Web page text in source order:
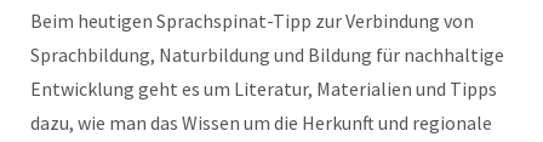
Beim heutigen Sprachspinat-Tipp zur Verbindung von
Sprachbildung, Naturbildung und Bildung für nachhaltige
Entwicklung geht es um Literatur, Materialien und Tipps
dazu, wie man das Wissen um die Herkunft und regionale